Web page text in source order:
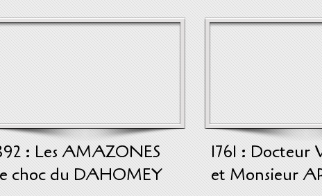
: Les AMAZONES
choc du DAHOMEY
1761 : Docteur
et Monsieur